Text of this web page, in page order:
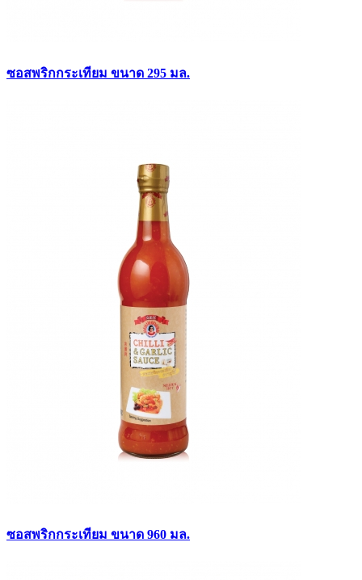
ซอสพริกกระเทียม ขนาด 295 มล.
ซอสพริกกระเทียม ขนาด 960 มล.